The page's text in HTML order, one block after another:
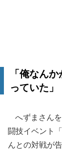
「俺なん
っていた」
へずまさん
闘技イベント
んとの対戦が